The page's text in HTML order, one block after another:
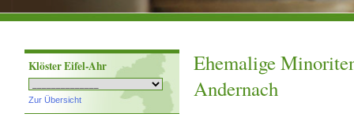
Klöster Eifel-Ahr
Zur Übersicht
Ehemalige
Andernach